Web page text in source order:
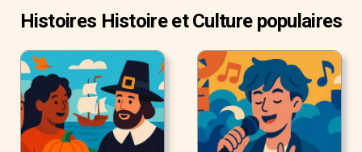
Histoires Histoire et Culture populaires